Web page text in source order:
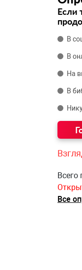
Если
В
В
На
В
Всего
Все